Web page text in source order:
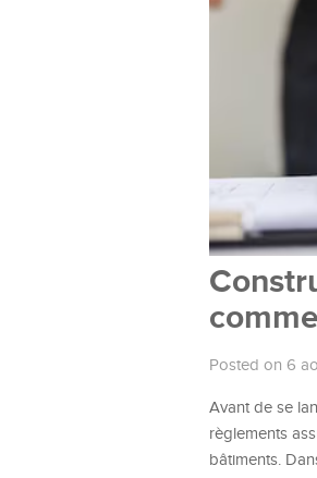
Posted on 6
Avant de se
règlements
bâtiments.